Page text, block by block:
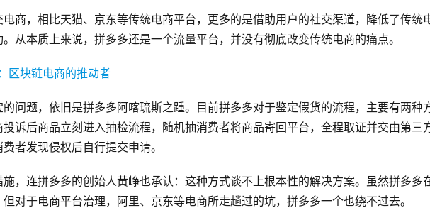
商，相比天猫、京东等传统电商平台，更多的是借助用户的社交渠道，降低了传统
从本质上来说，拼多多还是一个流量平台，并没有彻底改变传统电商的痛点。
问题，依旧是拼多多阿喀琉斯之踵。目前拼多多对于鉴定假货的流程，主要有两种
诉后商品立刻进入抽检流程，随机抽消费者将商品寄回平台，全程取证并交由第三
者发现侵权后自行提交申请。
，连拼多多的创始人黄峥也承认：这种方式谈不上根本性的解决方案。虽然拼多多
对于电商平台治理，阿里、京东等电商所走趟过的坑，拼多多一个也绕不过去。